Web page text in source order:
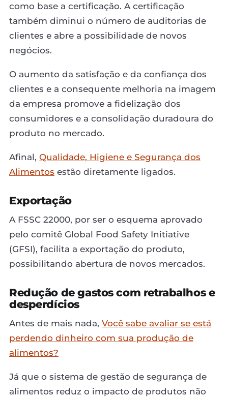
como base a certificação. A certificação
também diminui o número de auditorias de
clientes e abre a possibilidade de novos
negócios.
O aumento da satisfação e da confiança dos
clientes e a consequente melhoria na imagem
da empresa promove a fidelização dos
consumidores e a consolidação duradoura do
produto no mercado.
Afinal, Qualidade, Higiene e Segurança dos
Alimentos estão diretamente ligados.
Exportação
A FSSC 22000, por ser o esquema aprovado
pelo comitê Global Food Safety Initiative
(GFSI), facilita a exportação do produto,
possibilitando abertura de novos mercados.
Redução de gastos com retrabalhos e
desperdícios
Antes de mais nada, Você sabe avaliar se está
perdendo dinheiro com sua produção de
alimentos?
Já que o sistema de gestão de segurança de
alimentos reduz o impacto de produtos não